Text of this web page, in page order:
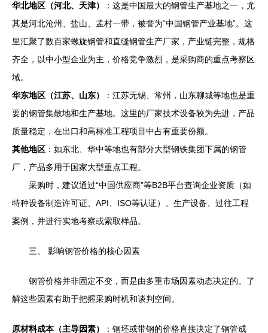
华北地区（河北、天津）
：这是中国最大的钢管生产基地之一，尤
其是河北沧州、盐山、孟村一带，被誉为“中国钢管产业基地”。这
里汇聚了数百家螺旋钢管和直缝钢管生产厂家，产业链完整，规格
齐全，以中小型企业为主，价格竞争激烈，是采购商的重点考察区
域。
华东地区（江苏、山东）
：江苏无锡、常州，山东聊城等地也是重
要的钢管集散地和生产基地。这里的厂家技术设备较为先进，产品
质量稳定，在出口和高标准工程项目中占有重要份额。
其他地区 ：如东北、华中等地也有部分大型钢铁集团下属的钢管
厂，产品多用于国家大型重点工程。
采购时，建议通过“中国供应商”等B2B平台查询企业资质（如
特种设备制造许可证、API、ISO等认证）、生产设备、过往工程
案例，并进行实地考察或索取样品。
三、 影响钢管价格的核心因素
钢管价格并非固定不变，而是由多重市场因素动态决定的。了
解这些因素有助于把握采购时机和谈判空间。
原材料成本（主导因素） ：钢坯或带钢的价格直接决定了钢管成